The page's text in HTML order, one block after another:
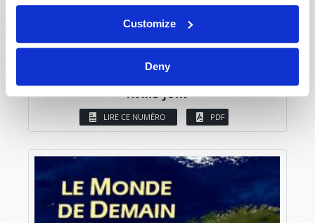
Customize
Deny
AVRIL-JUIN
LIRE CE NUMÉRO PDF